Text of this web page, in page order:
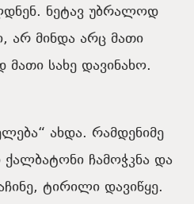
ნეტავ უბრალოდ
არ მინდა არც მათი
სახე დავინახო.
ახდა. რამდენიმე
ქალბატონი ჩამოჭკნა და
ტირილი დავიწყე.